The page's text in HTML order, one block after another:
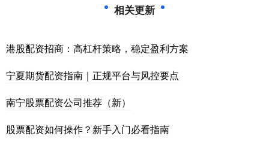
相关更新
港股配资招商：高杠杆策略，稳定盈利方案
宁夏期货配资指南｜正规平台与风控要点
南宁股票配资公司推荐（新）
股票配资如何操作？新手入门必看指南